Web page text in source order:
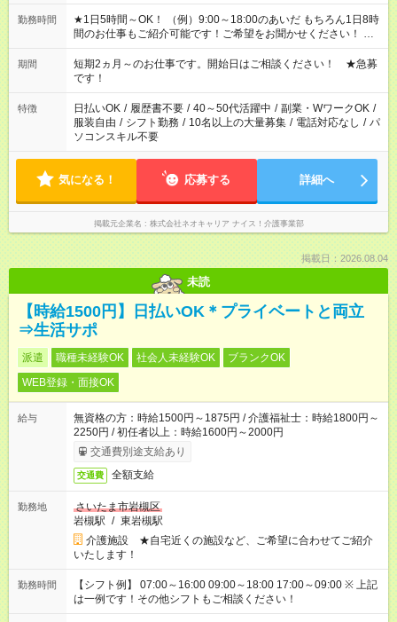
勤務時間
★1日5時間～OK！ （例）9:00～18:00のあいだ もちろん1日8時
間のお仕事もご紹介可能です！ご希望をお聞かせください！ ★
家庭の都合でお休みが必要な場合も遠慮なくご相談ください。
※週最低15時間以上の勤務が必要です
期間
短期2ヵ月～のお仕事です。開始日はご相談ください！ ★急募
です！
特徴 日払いOK / 履歴書不要 / 40～50代活躍中 / 副業・WワークOK /
服装自由 / シフト勤務 / 10名以上の大量募集 / 電話対応なし / パ
ソコンスキル不要
気になる！ 応募する 詳細へ
掲載元企業名 株式会社ネオキャリア ナイス！介護事業部
掲載日：2026.08.04
未読
【時給1500円】日払いOK＊プライベートと両立
⇒生活サポ
派遣 職種未経験OK 社会人未経験OK
ブランクOK
WEB登録・面接OK
給与
無資格の方：時給1500円～1875円 / 介護福祉士：時給1800円～
2250円 / 初任者以上：時給1600円～2000円
交通費別途支給あり
交通費 全額支給
勤務地
さいたま市岩槻区
岩槻駅 / 東岩槻駅
介護施設 ★自宅近くの施設など、ご希望に合わせてご紹介
いたします！
勤務時間
【シフト例】 07:00～16:00 09:00～18:00 17:00～09:00 ※ 上記
は一例です！その他シフトもご相談ください！